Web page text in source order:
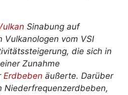
Sinabung auf
Vulkanologen vom VSI
die sich in
Zunahme
Erdbeben äußerte. Darüber
Niederfrequenzerdbeben,